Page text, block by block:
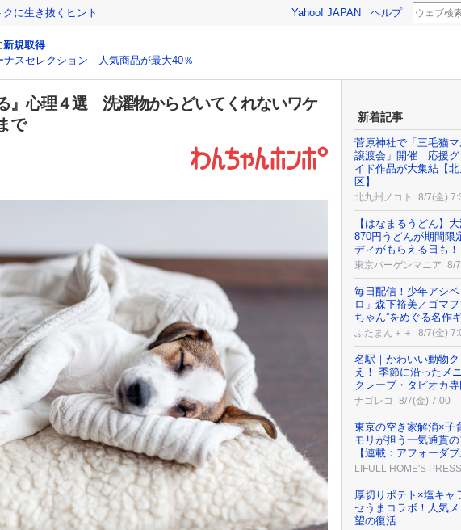
に生き抜くヒント Yahoo! JAPAN ヘルプ
新規取得
ナスセレクション 人気商品が最大40％
』心理４選 洗濯物からどいてくれないワケ
で
新着記事
菅原神社で「三毛猫
譲渡会」開催 応援グ
イド作品が大集結【
区】
北九州ノコト 8/7(金)
【はなまるうどん】
870円うどんが期間限
ディがもらえる日も！
東京バーゲンマニア 8/
毎日配信！少年アシ
ロ」森下裕美／ゴマ
ちゃん”をめぐる名作
ふたまん＋＋ 8/7(金)
名駅｜かわいい動物
え！ 季節に沿ったメ
クレープ・タピオカ
ナゴレコ 8/7(金) 7:00
東京の空き家解消×
モリが担う一気通貫
【連載：アフォーダ
LIFULL HOME'S PRESS
厚切りポテト×塩キャ
セうまコラボ！人気
望の復活